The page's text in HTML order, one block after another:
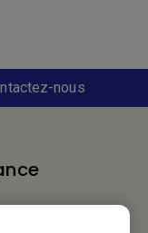
nous
nouvelles.